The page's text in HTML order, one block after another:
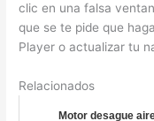
clic en una falsa
que se te pide que
Player o actualizar tu
Relacionados
Motor desague